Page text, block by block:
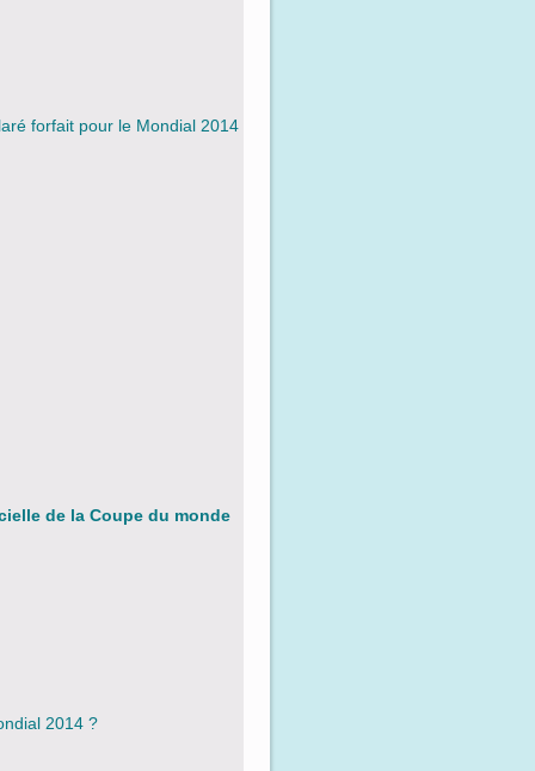
forfait pour le Mondial 2014
de la Coupe du monde
2014 ?